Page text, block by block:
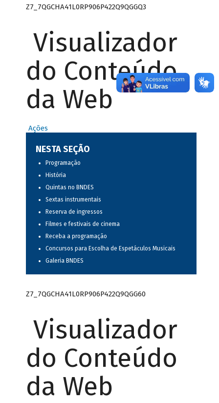
Z7_7QGCHA41L0RP906P422Q9QGGQ3
Visualizador
do Conteúdo
da Web
Ações
NESTA SEÇÃO
Programação
História
Quintas no BNDES
Sextas instrumentais
Reserva de ingressos
Filmes e festivais de cinema
Receba a programação
Concursos para Escolha de Espetáculos Musicais
Galeria BNDES
Z7_7QGCHA41L0RP906P422Q9QGG60
Visualizador
do Conteúdo
da Web